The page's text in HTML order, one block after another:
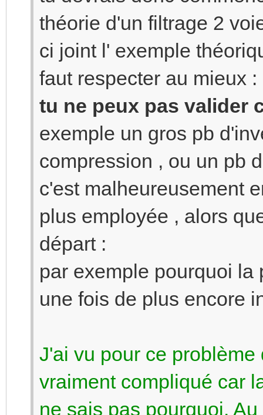
théorie d'un filtrage 2
ci joint l' exemple
faut respecter au mieux :
tu ne peux pas valider
exemple un gros pb
compression , ou un pb
c'est malheureusement
plus employée , alors
départ :
par exemple pourquoi la
une fois de plus encore
J'ai vu pour ce
vraiment compliqué car
ne sais pas pourquoi.